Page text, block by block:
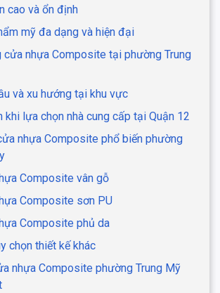
cao và ổn định
mỹ đa dạng và hiện đại
cửa nhựa Composite tại phường Trung
và xu hướng tại khu vực
khi lựa chọn nhà cung cấp tại Quận 12
nhựa Composite phổ biến phường
Composite vân gỗ
Composite sơn PU
Composite phủ da
chọn thiết kế khác
nhựa Composite phường Trung Mỹ